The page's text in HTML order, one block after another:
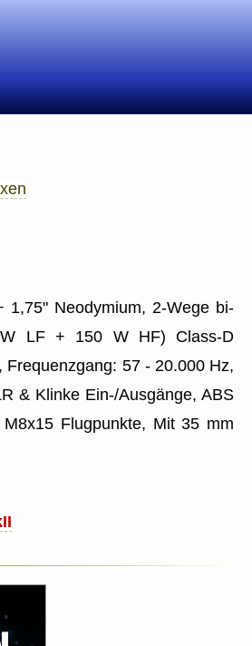
1,75" Neodymium, 2-Wege bi-
LF + 150 W HF) Class-D
Frequenzgang: 57 - 20.000 Hz,
& Klinke Ein-/Ausgänge, ABS
Flugpunkte, Mit 35 mm